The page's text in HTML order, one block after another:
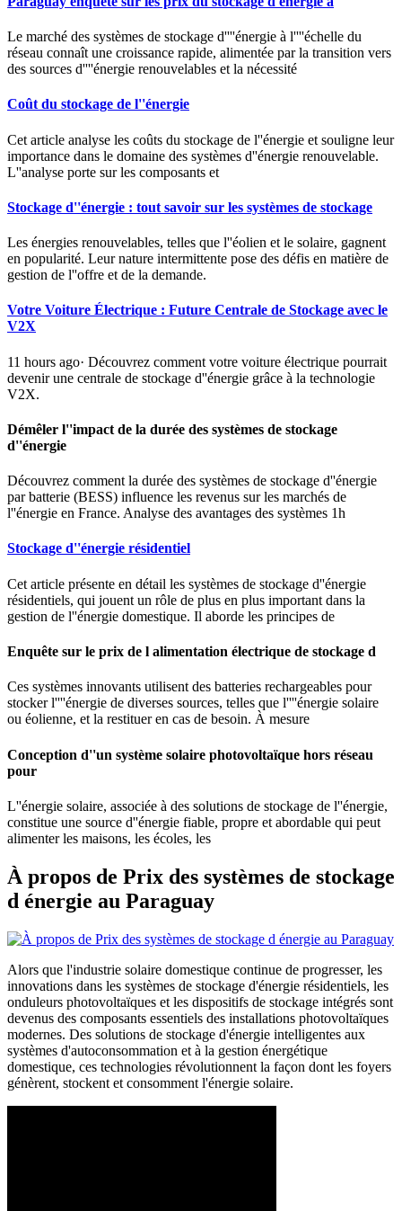
Le marché des systèmes de stockage d''''énergie à l''''échelle du
réseau connaît une croissance rapide, alimentée par la transition vers
des sources d''''énergie renouvelables et la nécessité
Coût du stockage de l''énergie
Cet article analyse les coûts du stockage de l''énergie et souligne leur
importance dans le domaine des systèmes d''énergie renouvelable.
L''analyse porte sur les composants et
Stockage d''énergie : tout savoir sur les systèmes de stockage
Les énergies renouvelables, telles que l''éolien et le solaire, gagnent
en popularité. Leur nature intermittente pose des défis en matière de
gestion de l''offre et de la demande.
Votre Voiture Électrique : Future Centrale de Stockage avec le
V2X
11 hours ago· Découvrez comment votre voiture électrique pourrait
devenir une centrale de stockage d''énergie grâce à la technologie
V2X.
Démêler l''impact de la durée des systèmes de stockage
d''énergie
Découvrez comment la durée des systèmes de stockage d''énergie
par batterie (BESS) influence les revenus sur les marchés de
l''énergie en France. Analyse des avantages des systèmes 1h
Stockage d''énergie résidentiel
Cet article présente en détail les systèmes de stockage d''énergie
résidentiels, qui jouent un rôle de plus en plus important dans la
gestion de l''énergie domestique. Il aborde les principes de
Enquête sur le prix de l alimentation électrique de stockage d
Ces systèmes innovants utilisent des batteries rechargeables pour
stocker l''''énergie de diverses sources, telles que l''''énergie solaire
ou éolienne, et la restituer en cas de besoin. À mesure
Conception d''un système solaire photovoltaïque hors réseau
pour
L''énergie solaire, associée à des solutions de stockage de l''énergie,
constitue une source d''énergie fiable, propre et abordable qui peut
alimenter les maisons, les écoles, les
À propos de Prix des systèmes de stockage
d énergie au Paraguay
Alors que l'industrie solaire domestique continue de progresser, les
innovations dans les systèmes de stockage d'énergie résidentiels, les
onduleurs photovoltaïques et les dispositifs de stockage intégrés sont
devenus des composants essentiels des installations photovoltaïques
modernes. Des solutions de stockage d'énergie intelligentes aux
systèmes d'autoconsommation et à la gestion énergétique
domestique, ces technologies révolutionnent la façon dont les foyers
génèrent, stockent et consomment l'énergie solaire.